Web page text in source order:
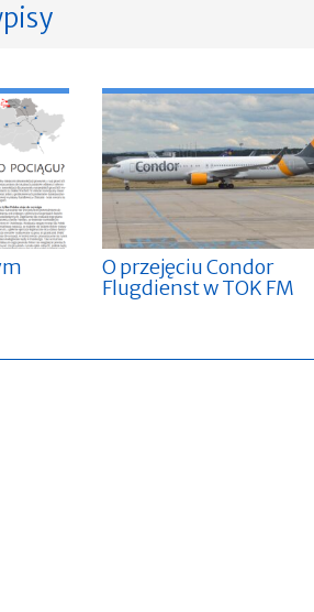
O przejęciu Condor
Flugdienst w TOK FM